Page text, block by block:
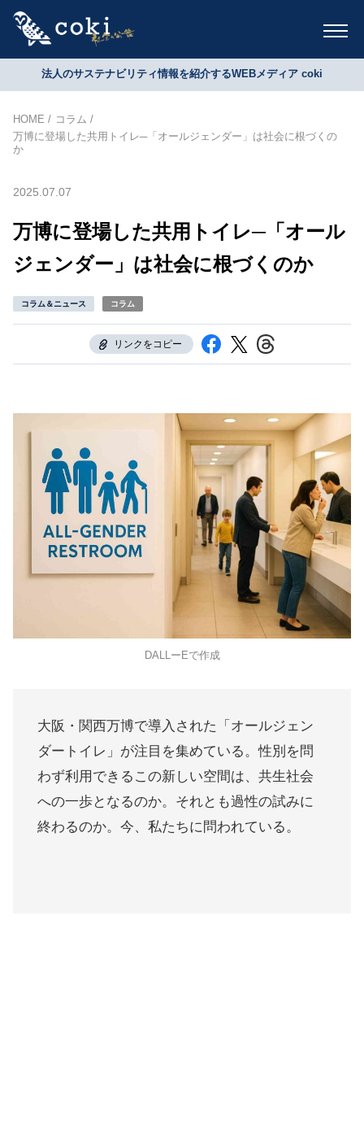
法人のサステナビリティ情報を紹介するWEBメディア coki
HOME
コラム
万博に登場した共用トイレ─「オールジェンダー」は社会に根づくの
か
2025.07.07
万博に登場した共用トイレ─「オール
ジェンダー」は社会に根づくのか
コラム＆ニュース コラム
リンクをコピー
DALLーEで作成
大阪・関西万博で導入された「オールジェン
ダートイレ」が注目を集めている。性別を問
わず利用できるこの新しい空間は、共生社会
への一歩となるのか。それとも過性の試みに
終わるのか。今、私たちに問われている。